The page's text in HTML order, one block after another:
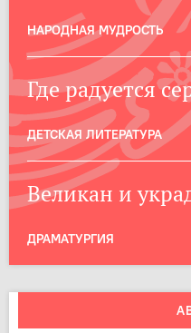
НАРОДНАЯ МУДРОСТЬ
Где радуется
ДЕТСКАЯ ЛИТЕРАТУРА
Великан и
ДРАМАТУРГИЯ